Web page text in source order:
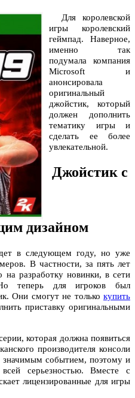
Для королевской
игры королевский
геймпад. Наверное,
именно так
подумала компания
Microsoft и
анонсировала
оригинальный
джойстик, который
должен дополнить
тематику игры и
сделать ее более
увлекательной.
Джойстик с
дизайном
в следующем году, но уже
В частности, за пять лет
на разработку новинки, в сети
теперь для игроков был
Они смогут не только купить
приставку оригинальными
которая должна появиться
производителя консоли
значимым событием, поэтому и
серьезностью. Вместе с
лицензированные для игры